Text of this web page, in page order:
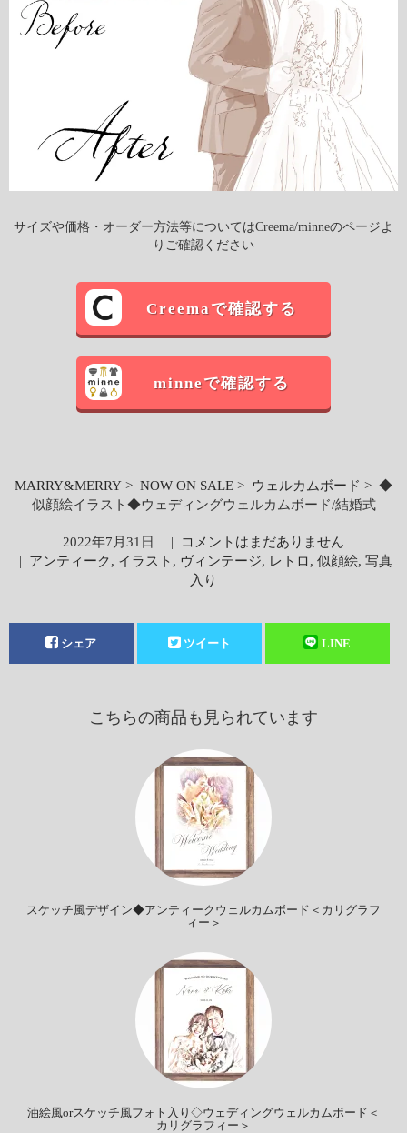
サイズや価格・オーダー方法等についてはCreema/minneのページよ
りご確認ください
Creemaで確認する
minneで確認する
MARRY&MERRY > NOW ON SALE > ウェルカムボード > ◆
似顔絵イラスト◆ウェディングウェルカムボード/結婚式
2022年7月31日 |
コメントはまだありません
| アンティーク, イラスト , ヴィンテージ, レトロ , 似顔絵, 写真
入り
シェア ツイート LINE
こちらの商品も見られています
スケッチ風デザイン◆アンティークウェルカムボード＜カリグラフ
ィー＞
油絵風orスケッチ風フォト入り◇ウェディングウェルカムボード＜
カリグラフィー＞